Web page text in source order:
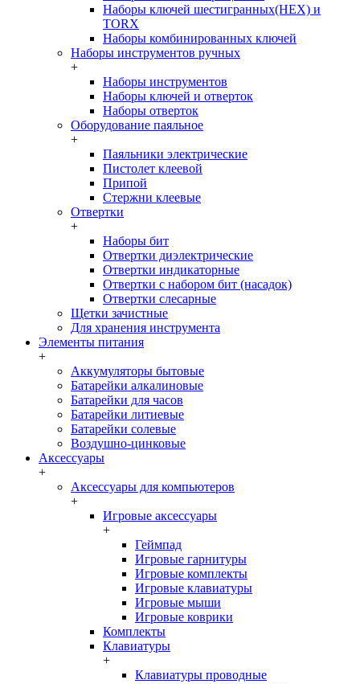
Наборы ключей шестигранных(HEX) и
TORX
Наборы комбинированных ключей
Наборы инструментов ручных
+
Наборы инструментов
Наборы ключей и отверток
Наборы отверток
Оборудование паяльное
+
Паяльники электрические
Пистолет клеевой
Припой
Стержни клеевые
Отвертки
+
Наборы бит
Отвертки диэлектрические
Отвертки индикаторные
Отвертки с набором бит (насадок)
Отвертки слесарные
Щетки зачистные
Для хранения инструмента
Элементы питания
+
Аккумуляторы бытовые
Батарейки алкалиновые
Батарейки для часов
Батарейки литиевые
Батарейки солевые
Воздушно-цинковые
Аксессуары
+
Аксессуары для компьютеров
+
Игровые аксессуары
+
Геймпад
Игровые гарнитуры
Игровые комплекты
Игровые клавиатуры
Игровые мыши
Игровые коврики
Комплекты
Клавиатуры
+
Клавиатуры проводные